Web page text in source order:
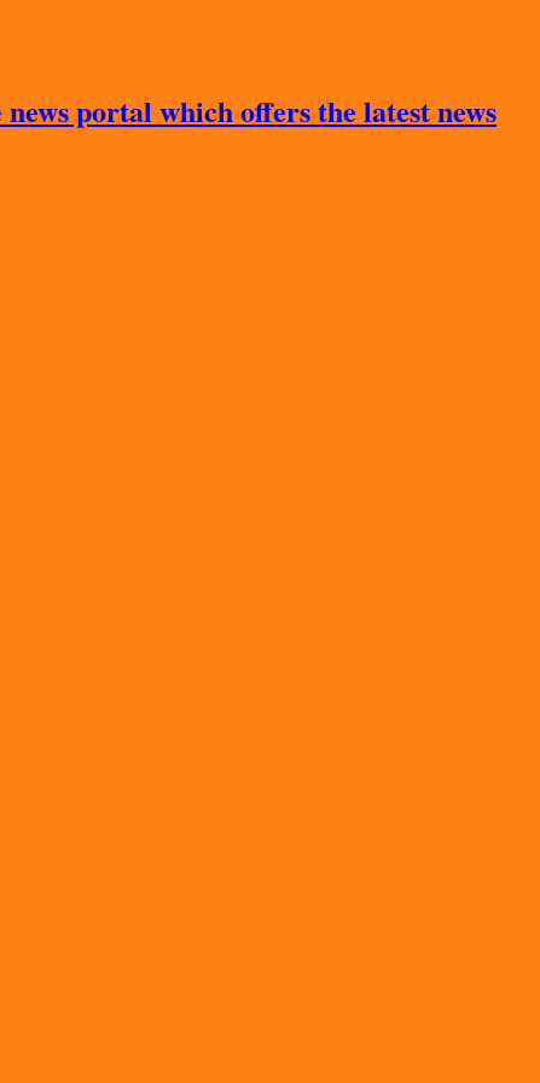
portal which offers the latest news